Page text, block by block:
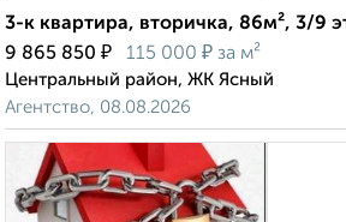
3-к квартира, вторичка, 86м², 3/9
9 865 850 ₽ 115 000 ₽ за м²
Центральный район, ЖК Ясный
Агентство, 08.08.2026